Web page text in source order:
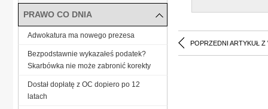
POPRZEDNI ARTYKUŁ Z
PRAWO CO DNIA
Adwokatura ma nowego prezesa
Bezpodstawnie wykazałeś podatek?
Skarbówka nie może zabronić korekty
Dostał dopłatę z OC dopiero po 12
latach